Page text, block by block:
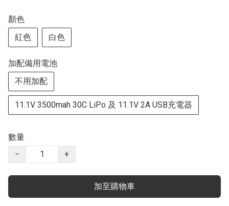
顏色
紅色
白色
加配備用電池
不用加配
11.1V 3500mah 30C LiPo 及 11.1V 2A USB充電器
數量
−
+
加至購物車